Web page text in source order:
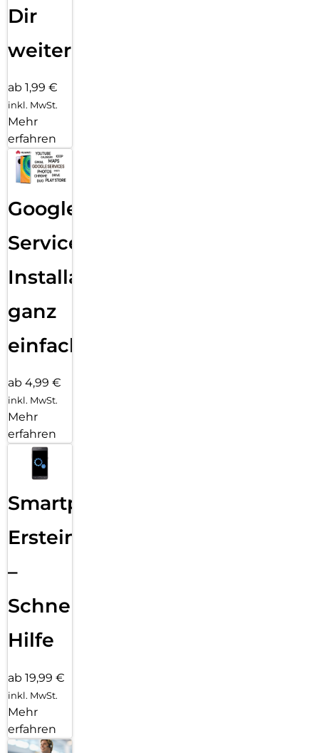
Dir
weiter
ab 1,99 €
inkl. MwSt.
Mehr
erfahren
Google
Services
Installation
ganz
einfach
ab 4,99 €
inkl. MwSt.
Mehr
erfahren
Smartphone
Ersteinrichtung
–
Schnelle
Hilfe
ab 19,99 €
inkl. MwSt.
Mehr
erfahren